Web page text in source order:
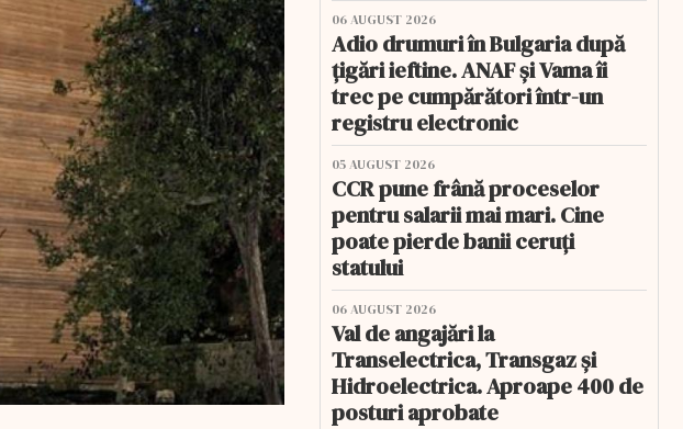
06 AUGUST 2026
Adio drumuri în Bulgaria după
țigări ieftine. ANAF și Vama îi
trec pe cumpărători într-un
registru electronic
05 AUGUST 2026
CCR pune frână proceselor
pentru salarii mai mari. Cine
poate pierde banii ceruți
statului
06 AUGUST 2026
Val de angajări la
Transelectrica, Transgaz și
Hidroelectrica. Aproape 400 de
posturi aprobate